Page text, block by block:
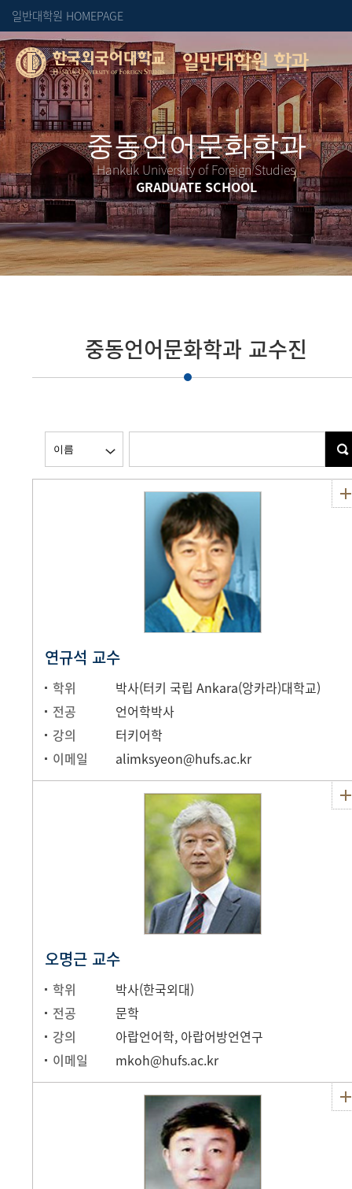
일반대학원 HOMEPAGE
일반대학원 학과
Hankuk University of Foreign Studies
GRADUATE SCHOOL
중동언어문화학과 교수진
연규석 교수
학위
박사(터키 국립 Ankara(앙카라)대학교)
전공
언어학박사
강의
터키어학
이메일
alimksyeon@hufs.ac.kr
오명근 교수
학위
박사(한국외대)
전공
문학
강의
아랍언어학, 아랍어방언연구
이메일
mkoh@hufs.ac.kr